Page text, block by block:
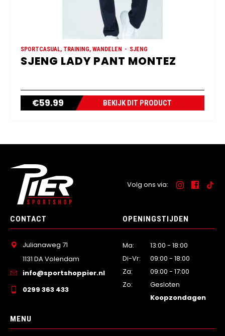
SPORTCASUAL, TRAINING, WANDELEN SJENG
SJENG LADY PANT MONTEZ
€59.99 BEKIJK DIT PRODUCT
Volg ons via:
CONTACT
Julianaweg 71
1131 DA Volendam
info@sportshoppier.nl
0299 363 433
OPENINGSTIJDEN
Ma:
13:00 - 18:00
Di-Vr:
09:00 - 18:00
Za:
09:00 - 17:00
Zo:
Gesloten
Koopzondagen
MENU